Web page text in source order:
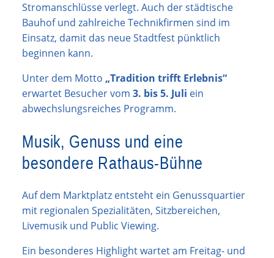
Stromanschlüsse verlegt. Auch der städtische
Bauhof und zahlreiche Technikfirmen sind im
Einsatz, damit das neue Stadtfest pünktlich
beginnen kann.
Unter dem Motto „Tradition trifft Erlebnis“
erwartet Besucher vom 3. bis 5. Juli ein
abwechslungsreiches Programm.
Musik, Genuss und eine
besondere Rathaus-Bühne
Auf dem Marktplatz entsteht ein Genussquartier
mit regionalen Spezialitäten, Sitzbereichen,
Livemusik und Public Viewing.
Ein besonderes Highlight wartet am Freitag- und